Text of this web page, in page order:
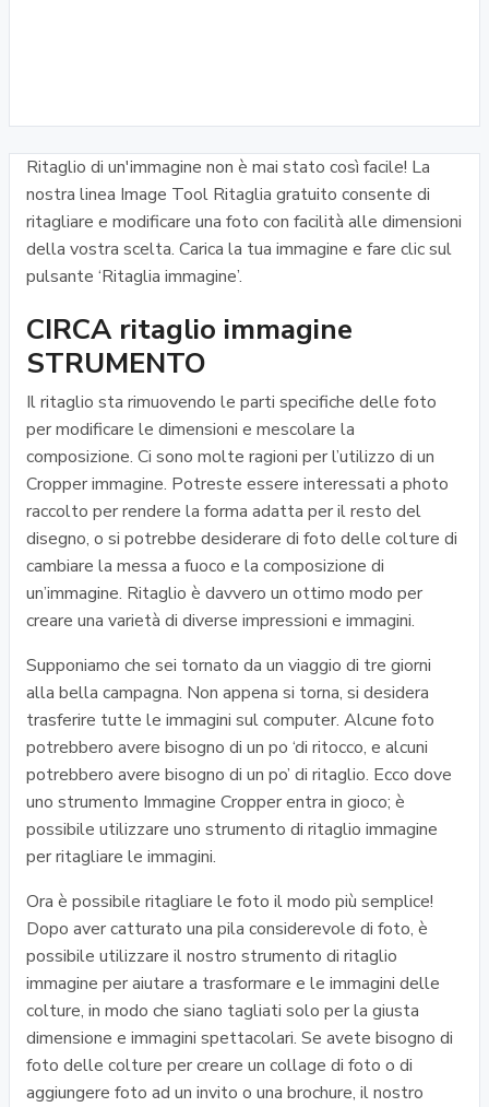
Ritaglio di un'immagine non è mai stato così facile! La
nostra linea Image Tool Ritaglia gratuito consente di
ritagliare e modificare una foto con facilità alle dimensioni
della vostra scelta. Carica la tua immagine e fare clic sul
pulsante ‘Ritaglia immagine’.
CIRCA ritaglio immagine
STRUMENTO
Il ritaglio sta rimuovendo le parti specifiche delle foto
per modificare le dimensioni e mescolare la
composizione. Ci sono molte ragioni per l’utilizzo di un
Cropper immagine. Potreste essere interessati a photo
raccolto per rendere la forma adatta per il resto del
disegno, o si potrebbe desiderare di foto delle colture di
cambiare la messa a fuoco e la composizione di
un’immagine. Ritaglio è davvero un ottimo modo per
creare una varietà di diverse impressioni e immagini.
Supponiamo che sei tornato da un viaggio di tre giorni
alla bella campagna. Non appena si torna, si desidera
trasferire tutte le immagini sul computer. Alcune foto
potrebbero avere bisogno di un po ‘di ritocco, e alcuni
potrebbero avere bisogno di un po’ di ritaglio. Ecco dove
uno strumento Immagine Cropper entra in gioco; è
possibile utilizzare uno strumento di ritaglio immagine
per ritagliare le immagini.
Ora è possibile ritagliare le foto il modo più semplice!
Dopo aver catturato una pila considerevole di foto, è
possibile utilizzare il nostro strumento di ritaglio
immagine per aiutare a trasformare e le immagini delle
colture, in modo che siano tagliati solo per la giusta
dimensione e immagini spettacolari. Se avete bisogno di
foto delle colture per creare un collage di foto o di
aggiungere foto ad un invito o una brochure, il nostro